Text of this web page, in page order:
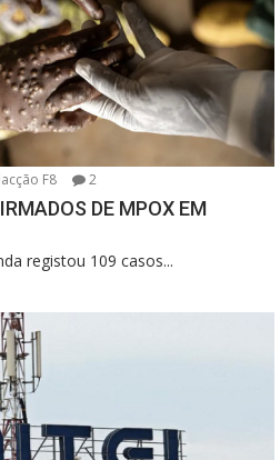
F8 2
DE MPOX EM
registou 109 casos...